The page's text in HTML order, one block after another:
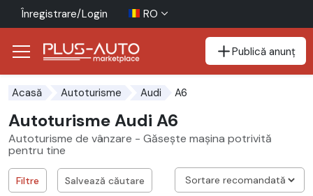
Înregistrare/Login RO
Publică anunț
Acasă Autoturisme Audi A6
Autoturisme Audi A6
Autoturisme de vânzare - Găsește mașina potrivită
pentru tine
Salvează căutare
Filtre